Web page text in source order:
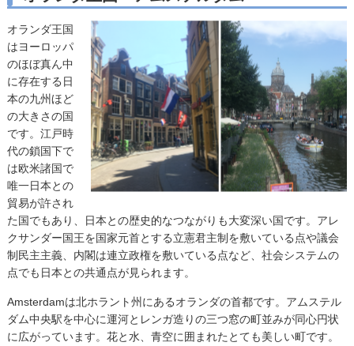
オランダ王国
はヨーロッパ
のほぼ真ん中
に存在する日
本の九州ほど
の大きさの国
です。江戸時
代の鎖国下で
は欧米諸国で
唯一日本との
貿易が許され
た国でもあり、日本との歴史的なつながりも大変深い国です。アレ
クサンダー国王を国家元首とする立憲君主制を敷いている点や議会
制民主主義、内閣は連立政権を敷いている点など、社会システムの
点でも日本との共通点が見られます。
Amsterdamは北ホラント州にあるオランダの首都です。アムステル
ダム中央駅を中心に運河とレンガ造りの三つ窓の町並みが同心円状
に広がっています。花と水、青空に囲まれたとても美しい町です。